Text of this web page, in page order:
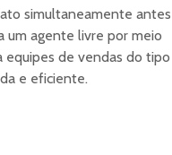
simultaneamente antes
um agente livre por meio
equipes de vendas do tipo
e eficiente.